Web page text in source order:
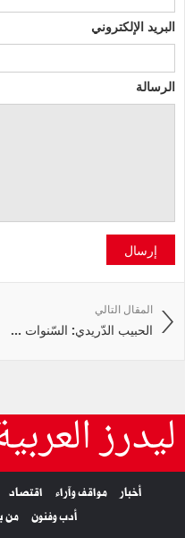
البريد الإلكتروني
الرسالة
إرسال
المقال التالي
الحبيب الدّريدي: السّنوات ...
ليدرز
أخبار مواقف وآراء اقتصاد
أدب وفنون
من